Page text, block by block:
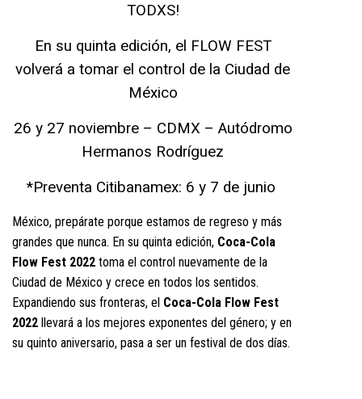
TODXS!
En su quinta edición, el FLOW FEST
volverá a tomar el control de la Ciudad de
México
26 y 27 noviembre – CDMX – Autódromo
Hermanos Rodríguez
*Preventa Citibanamex: 6 y 7 de junio
México, prepárate porque estamos de regreso y más
grandes que nunca. En su quinta edición, Coca-Cola
Flow Fest 2022 toma el control nuevamente de la
Ciudad de México y crece en todos los sentidos.
Expandiendo sus fronteras, el Coca-Cola Flow Fest
2022 llevará a los mejores exponentes del género; y en
su quinto aniversario, pasa a ser un festival de dos días.